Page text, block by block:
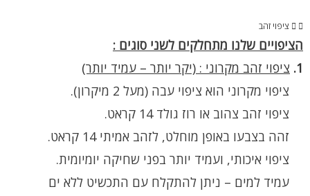
ציפוי זהב
הציפויים שלנו מתחלקים לשני סוגים :
1. ציפוי זהב מקרוני : (יקר יותר – עמיד יותר)
ציפוי מקרוני הוא ציפוי עבה (מעל 2 מיקרון).
ציפוי זהב צהוב או רוז גולד 14 קראט.
זהה בצבעו באופן מוחלט, לזהב אמיתי 14 קראט.
ציפוי איכותי, ועמיד יותר בפני שחיקה יומיומית.
עמיד למים – ניתן להתקלח עם התכשיט ללא ים